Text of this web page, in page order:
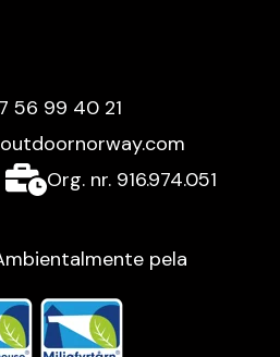
56 99 40 21
Org. nr. 916.974.051
pela